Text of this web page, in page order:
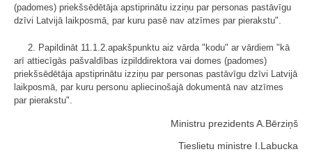
(padomes) priekšsēdētāja apstiprinātu izziņu par personas pastāvīgu
dzīvi Latvijā laikposmā, par kuru pasē nav atzīmes par pierakstu".
2. Papildināt 11.1.2.apakšpunktu aiz vārda "kodu" ar vārdiem "kā
arī attiecīgās pašvaldības izpilddirektora vai domes (padomes)
priekšsēdētāja apstiprinātu izziņu par personas pastāvīgu dzīvi Latvijā
laikposmā, par kuru personu apliecinošajā dokumentā nav atzīmes
par pierakstu".
Ministru prezidents A.Bērziņš
Tieslietu ministre I.Labucka